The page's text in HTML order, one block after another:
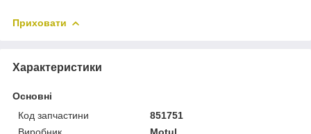
Приховати
Характеристики
Основні
Код запчастини
851751
Виробник
Motul